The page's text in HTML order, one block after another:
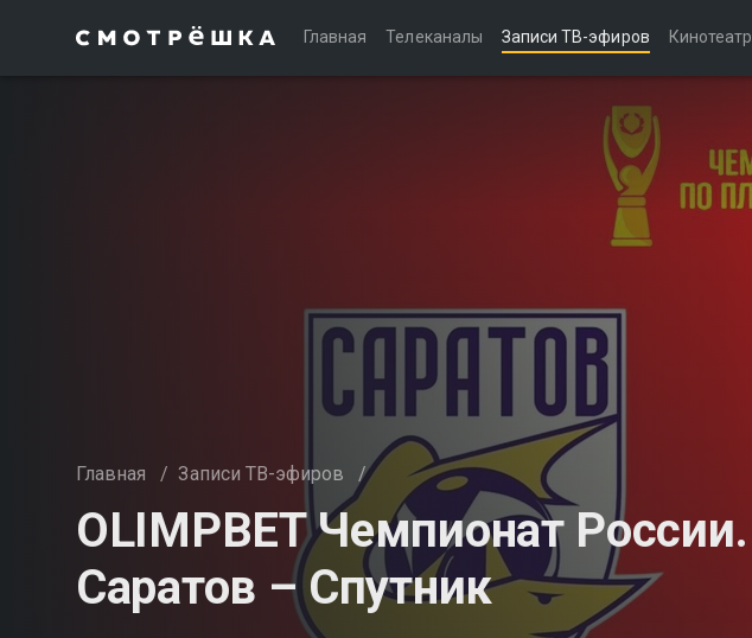
Главная Телеканалы Записи ТВ-эфиров Кинотеатр
Главная / Записи ТВ-эфиров /
OLIMPBET Чемпионат России.
Саратов – Спутник